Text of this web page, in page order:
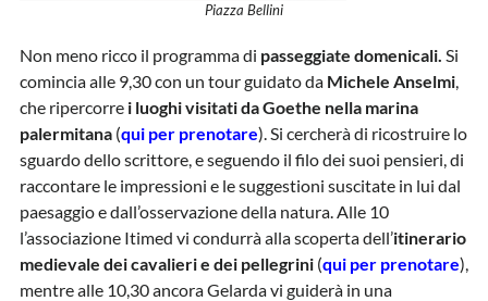
Piazza Bellini
Non meno ricco il programma di passeggiate domenicali. Si
comincia alle 9,30 con un tour guidato da Michele Anselmi,
che ripercorre i luoghi visitati da Goethe nella marina
palermitana(qui per prenotare). Si cercherà di ricostruire lo
sguardo dello scrittore, e seguendo il filo dei suoi pensieri, di
raccontare le impressioni e le suggestioni suscitate in lui dal
paesaggio e dall’osservazione della natura. Alle 10
l’associazione Itimed vi condurrà alla scoperta dell’itinerario
medievale dei cavalieri e dei pellegrini(qui per prenotare),
mentre alle 10,30 ancora Gelarda vi guiderà in una